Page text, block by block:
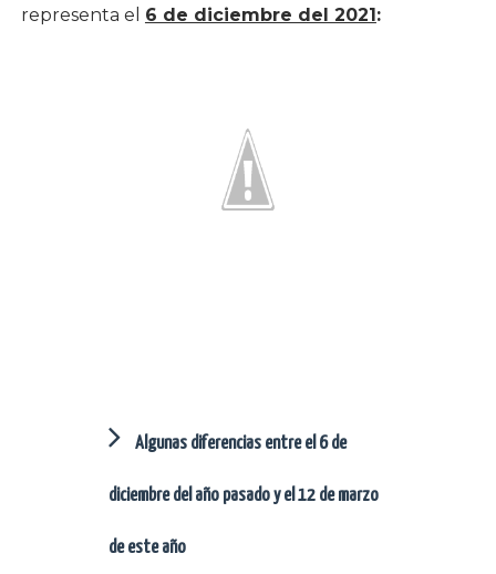
representa el 6 de diciembre del 2021:
Algunas diferencias entre el 6 de
diciembre del año pasado y el 12 de marzo
de este año